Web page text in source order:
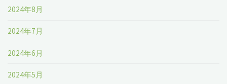
2024年8月
2024年7月
2024年6月
2024年5月